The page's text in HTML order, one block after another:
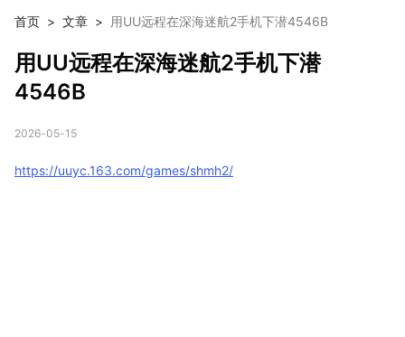
首页 > 文章 > 用UU远程在深海迷航2手机下潜4546B
用UU远程在深海迷航2手机下潜
4546B
2026-05-15
https://uuyc.163.com/games/shmh2/